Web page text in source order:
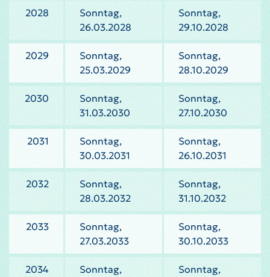
2028
Sonntag,
26.03.2028
Sonntag,
29.10.2028
2029
Sonntag,
25.03.2029
Sonntag,
28.10.2029
2030
Sonntag,
31.03.2030
Sonntag,
27.10.2030
2031
Sonntag,
30.03.2031
Sonntag,
26.10.2031
2032
Sonntag,
28.03.2032
Sonntag,
31.10.2032
2033
Sonntag,
27.03.2033
Sonntag,
30.10.2033
2034
Sonntag,
Sonntag,